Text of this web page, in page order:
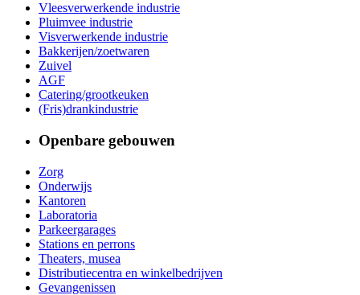
Vleesverwerkende industrie
Pluimvee industrie
Visverwerkende industrie
Bakkerijen/zoetwaren
Zuivel
AGF
Catering/grootkeuken
(Fris)drankindustrie
Openbare gebouwen
Zorg
Onderwijs
Kantoren
Laboratoria
Parkeergarages
Stations en perrons
Theaters, musea
Distributiecentra en winkelbedrijven
Gevangenissen